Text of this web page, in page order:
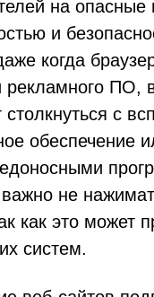
на
и
когда
рекламного
столкнуться с
обеспечение
не
как это может
систем.